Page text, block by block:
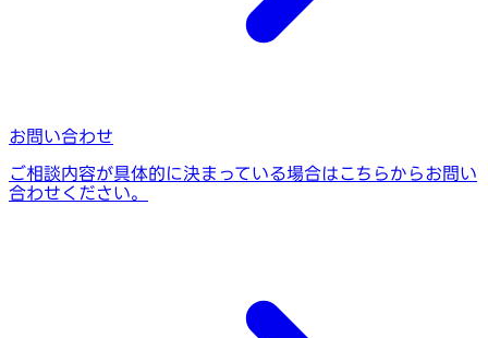
お問い合わせ
ご相談内容が具体的に決まっている場合はこちらからお問い
合わせください。